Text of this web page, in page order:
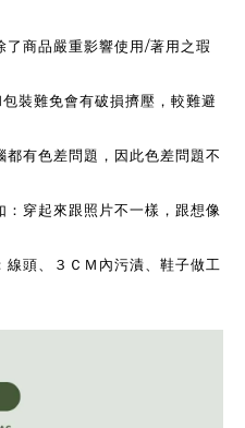
商品嚴重影響使用/著用之瑕
裝難免會有破損擠壓，較難避
有色差問題，因此色差問題不
穿起來跟照片不一樣，跟想像
頭、３ＣＭ內污漬、鞋子做工